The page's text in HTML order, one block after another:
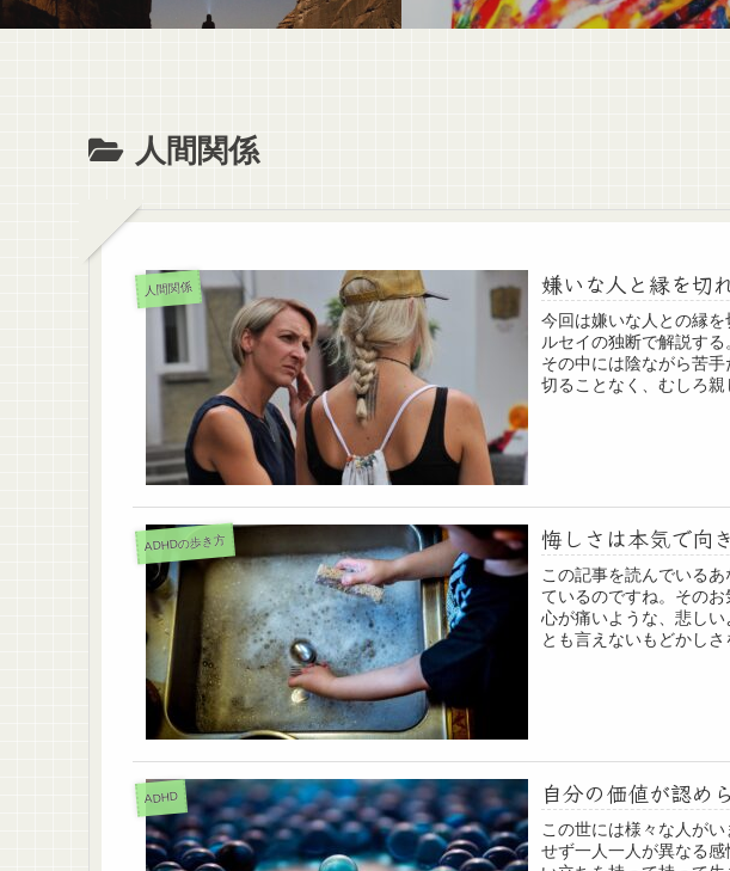
人間関係
人間関係 嫌いな人と縁を切
今回は嫌いな人との縁
ルセイの独断で解説する
その中には陰ながら苦
切ることなく、むしろ
ADHDの歩き方 悔しさは本気で向
この記事を読んでいる
ているのですね。そのお
心が痛いような、悲し
とも言えないもどかしさ
ADHD 自分の価値が認め
この世には様々な人が
せず一人一人が異なる